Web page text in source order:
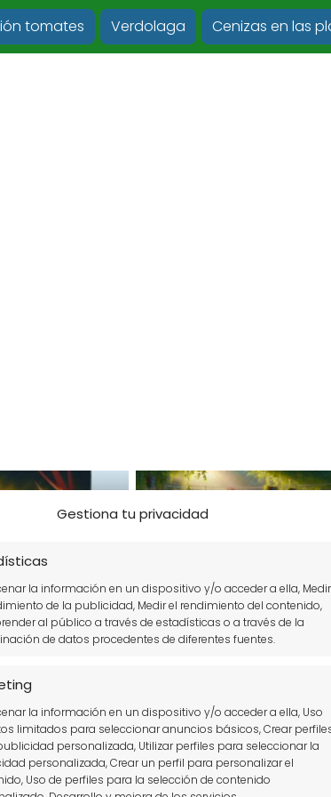
Gestiona tu privacidad
la información en un dispositivo y/o acceder a ella, Medir
de la publicidad, Medir el rendimiento del contenido,
al público a través de estadísticas o a través de la
de datos procedentes de diferentes fuentes.
la información en un dispositivo y/o acceder a ella, Uso
limitados para seleccionar anuncios básicos, Crear
personalizada, Utilizar perfiles para seleccionar la
personalizada, Crear un perfil para personalizar el
Uso de perfiles para la selección de contenido
tomates Verdolaga Cenizas en las
de
todo lo que necesitas
saber